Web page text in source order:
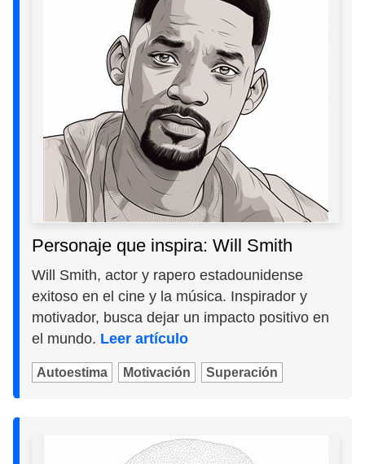
Personaje que inspira: Will Smith
Will Smith, actor y rapero estadounidense
exitoso en el cine y la música. Inspirador y
motivador, busca dejar un impacto positivo en
el mundo. Leer artículo
Autoestima Motivación Superación